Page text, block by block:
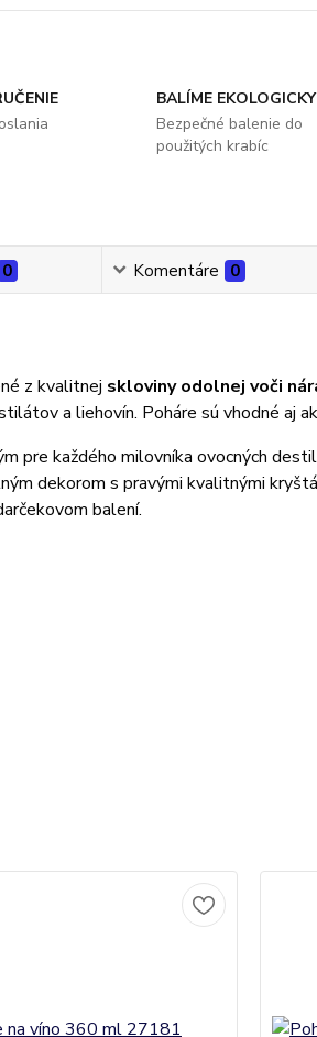
BALÍME EKOLOGICKY
Bezpečné balenie do
použitých krabíc
0 Komentáre 0
z kvalitnej skloviny odolnej voči
a liehovín. Poháre sú vhodné aj
pre každého milovníka ovocných
dekorom s pravými kvalitnými
balení.